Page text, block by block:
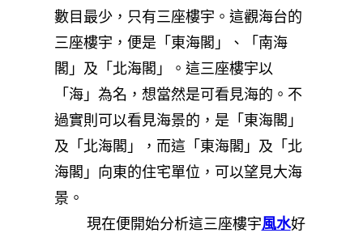
數目最少，只有三座樓宇。這觀海台的
三座樓宇，便是「東海閣」、「南海
閣」及「北海閣」。這三座樓宇以
「海」為名，想當然是可看見海的。不
過實則可以看見海景的，是「東海閣」
及「北海閣」，而這「東海閣」及「北
海閣」向東的住宅單位，可以望見大海
景。
現在便開始分析這三座樓宇風水好